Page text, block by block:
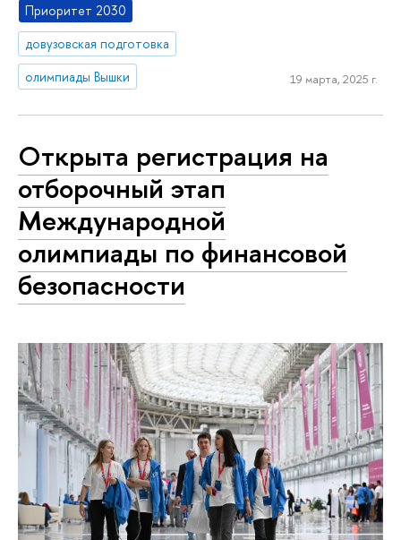
Приоритет 2030
довузовская подготовка
олимпиады Вышки
19 марта, 2025 г.
Открыта регистрация на
отборочный этап
Международной
олимпиады по финансовой
безопасности